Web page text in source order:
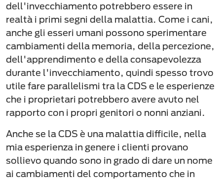
dell'invecchiamento potrebbero essere in
realtà i primi segni della malattia. Come i cani,
anche gli esseri umani possono sperimentare
cambiamenti della memoria, della percezione,
dell'apprendimento e della consapevolezza
durante l'invecchiamento, quindi spesso trovo
utile fare parallelismi tra la CDS e le esperienze
che i proprietari potrebbero avere avuto nel
rapporto con i propri genitori o nonni anziani.
Anche se la CDS è una malattia difficile, nella
mia esperienza in genere i clienti provano
sollievo quando sono in grado di dare un nome
ai cambiamenti del comportamento che in